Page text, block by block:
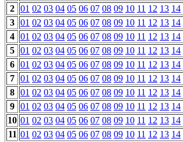
2 01 02 03 04 05 06 07 08 09 10 11 12 13 14
3 01 02 03 04 05 06 07 08 09 10 11 12 13 14
4 01 02 03 04 05 06 07 08 09 10 11 12 13 14
5 01 02 03 04 05 06 07 08 09 10 11 12 13 14
6 01 02 03 04 05 06 07 08 09 10 11 12 13 14
7 01 02 03 04 05 06 07 08 09 10 11 12 13 14
8 01 02 03 04 05 06 07 08 09 10 11 12 13 14
9 01 02 03 04 05 06 07 08 09 10 11 12 13 14
10 01 02 03 04 05 06 07 08 09 10 11 12 13 14
11 01 02 03 04 05 06 07 08 09 10 11 12 13 14